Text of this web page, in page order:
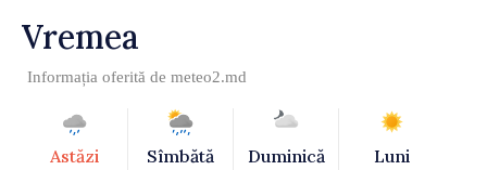
Vremea
Informația oferită de meteo2.md
Astăzi Sîmbătă Duminică Luni